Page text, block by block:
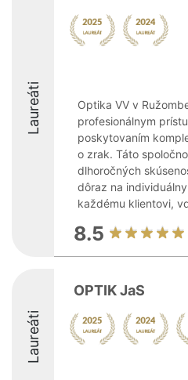
Laureáti
Optika VV v
profesionálnym
poskytovaním
o zrak. Táto
dlhoročných
dôraz na
každému klientovi,
8.5
Laureáti
OPTIK JaS